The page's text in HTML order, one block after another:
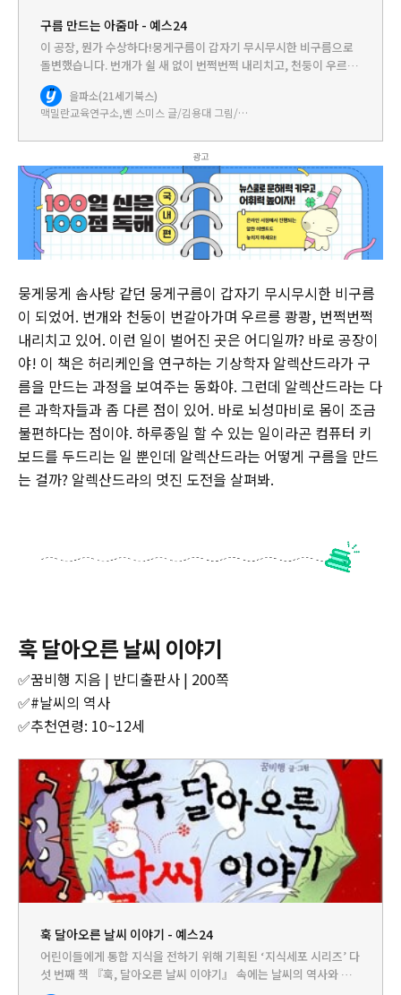
구름 만드는 아줌마 - 예스24
이 공장, 뭔가 수상하다!뭉게구름이 갑자기 무시무시한 비구름으로
돌변했습니다. 번개가 쉴 새 없이 번쩍번쩍 내리치고, 천둥이 우르르
쾅쾅 땅을 뒤흔들었습니다. 믿을 수 없는 것은 이 모든 일이 버려진
공장 안에서 일어나고 있다는 거예요! 뇌성마비에 걸린 한 여자…
을파소(21세기북스)
맥밀란교육연구소,벤 스미스 글/김용대 그림/최수희 역
광고
뭉게뭉게 솜사탕 같던 뭉게구름이 갑자기 무시무시한 비구름
이 되었어. 번개와 천둥이 번갈아가며 우르릉 쾅쾅, 번쩍번쩍
내리치고 있어. 이런 일이 벌어진 곳은 어디일까? 바로 공장이
야! 이 책은 허리케인을 연구하는 기상학자 알렉산드라가 구
름을 만드는 과정을 보여주는 동화야. 그런데 알렉산드라는 다
른 과학자들과 좀 다른 점이 있어. 바로 뇌성마비로 몸이 조금
불편하다는 점이야. 하루종일 할 수 있는 일이라곤 컴퓨터 키
보드를 두드리는 일 뿐인데 알렉산드라는 어떻게 구름을 만드
는 걸까? 알렉산드라의 멋진 도전을 살펴봐.
훅 달아오른 날씨 이야기
✅꿈비행 지음 | 반디출판사 | 200쪽
✅#날씨의 역사
✅추천연령: 10~12세
훅 달아오른 날씨 이야기 - 예스24
어린이들에게 통합 지식을 전하기 위해 기획된 ‘지식세포 시리즈’ 다
섯 번째 책 『훅, 달아오른 날씨 이야기』 속에는 날씨의 역사와 함